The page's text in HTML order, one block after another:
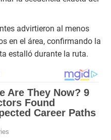
advirtieron al menos
en el área, confirmando la
estalló durante la ruta.